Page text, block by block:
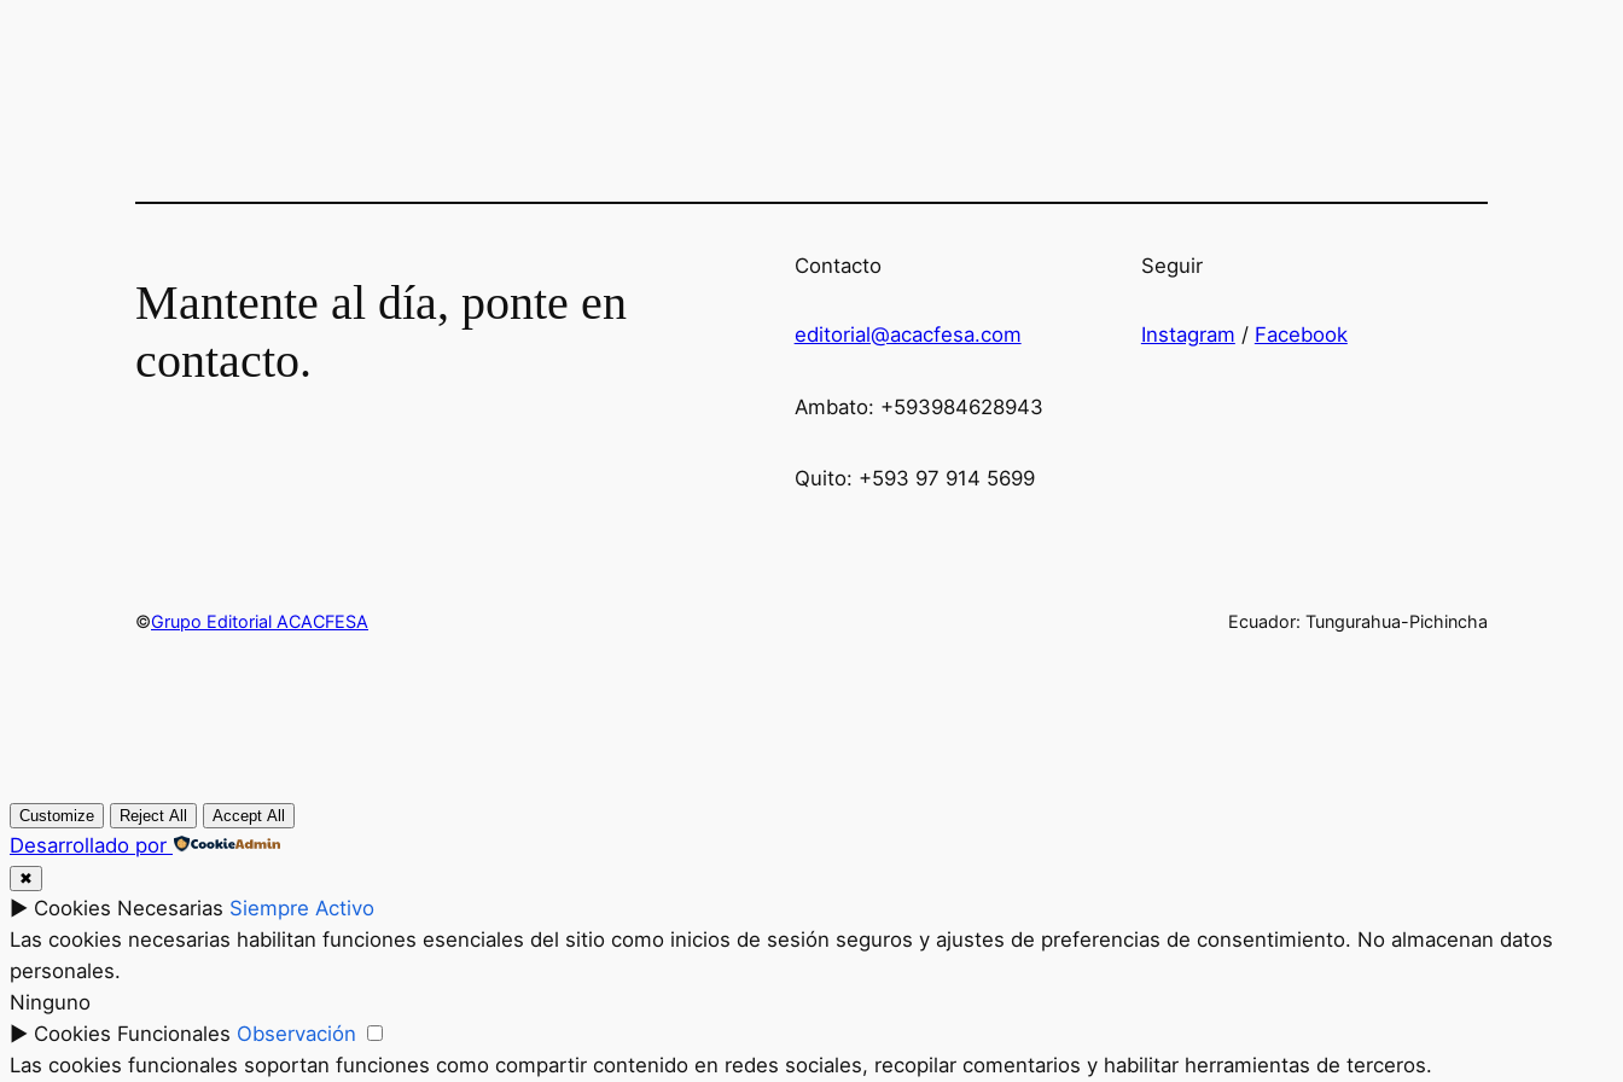
Mantente al día, ponte en
contacto.
Contacto
editorial@acacfesa.com
Ambato: +593984628943
Quito: +593 97 914 5699
Seguir
Instagram / Facebook
©Grupo Editorial ACACFESA Ecuador: Tungurahua-Pichincha
Customize Reject All Accept All
Desarrollado por
✖
► Cookies Necesarias Siempre Activo
Las cookies necesarias habilitan funciones esenciales del sitio como inicios de sesión seguros y ajustes de preferencias de consentimiento. No almacenan datos
personales.
Ninguno
► Cookies Funcionales Observación
Las cookies funcionales soportan funciones como compartir contenido en redes sociales, recopilar comentarios y habilitar herramientas de terceros.